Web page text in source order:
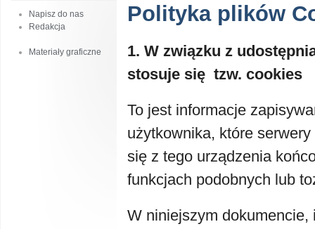
Napisz do nas
Redakcja
Materiały graficzne
Polityka plików
1. W związku z
stosuje się tzw. cookies
To jest informacje
użytkownika, które
się z tego urządzenia
funkcjach podobnych lub
W niniejszym